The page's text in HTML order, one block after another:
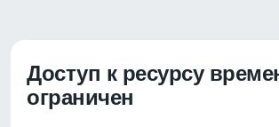
Доступ к ресурсу
ограничен